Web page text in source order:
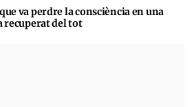
va perdre la consciència en una
recuperat del tot